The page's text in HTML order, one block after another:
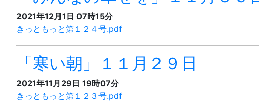
2021年12月1日 07時15分
きっともっと第１２４号.pdf
「寒い朝」１１月２９日
2021年11月29日 19時07分
きっともっと第１２３号.pdf